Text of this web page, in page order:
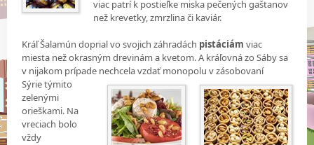
viac patrí k postieľke miska pečených gaštanov
než krevetky, zmrzlina či kaviár.
Kráľ Šalamún doprial vo svojich záhradách pistáciám viac
miesta než okrasným drevinám a kvetom. A kráľovná zo Sáby sa
v nijakom prípade nechcela vzdať monopolu v zásobovaní
Sýrie týmito
zelenými
orieškami. Na
vreciach bolo
vždy